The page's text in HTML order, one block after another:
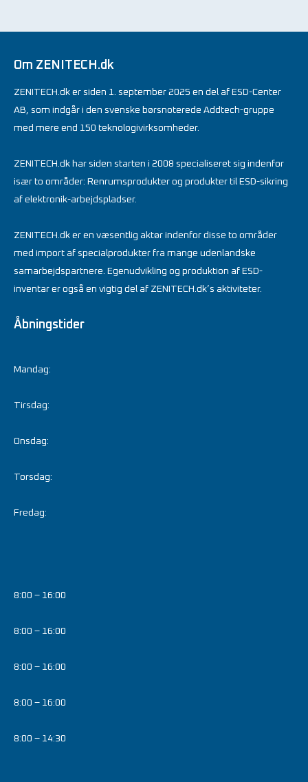
Om ZENITECH.dk
ZENITECH.dk er siden 1. september 2025 en del af ESD-Center
AB, som indgår i den svenske børsnoterede Addtech-gruppe
med mere end 150 teknologivirksomheder.
ZENITECH.dk har siden starten i 2008 specialiseret sig indenfor
især to områder: Renrumsprodukter og produkter til ESD-sikring
af elektronik-arbejdspladser.
ZENITECH.dk er en væsentlig aktør indenfor disse to områder
med import af specialprodukter fra mange udenlandske
samarbejdspartnere. Egenudvikling og produktion af ESD-
inventar er også en vigtig del af ZENITECH.dk’s aktiviteter.
Åbningstider
Mandag:
Tirsdag:
Onsdag:
Torsdag:
Fredag:
8:00 – 16:00
8:00 – 16:00
8:00 – 16:00
8:00 – 16:00
8:00 – 14:30